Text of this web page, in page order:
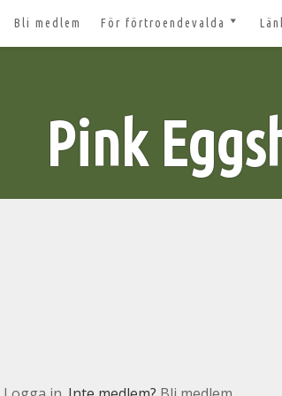
lösenord?
Bli medlem För förtroendevalda
Bildbanken
Dokument för
förtroendevalda
Lägg till aktivitet
Pink